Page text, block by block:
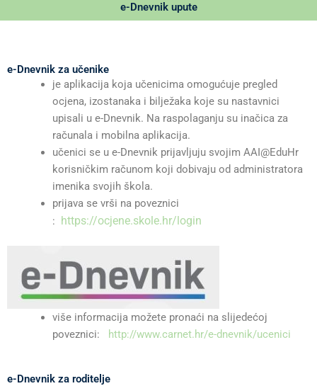
e-Dnevnik upute
e-Dnevnik za učenike
je aplikacija koja učenicima omogućuje pregled
ocjena, izostanaka i bilježaka koje su nastavnici
upisali u e-Dnevnik. Na raspolaganju su inačica za
računala i mobilna aplikacija.
učenici se u e-Dnevnik prijavljuju svojim AAI@EduHr
korisničkim računom koji dobivaju od administratora
imenika svojih škola.
prijava se vrši na poveznici
: https://ocjene.skole.hr/login
više informacija možete pronaći na slijedećoj
poveznici:
http://www.carnet.hr/e-dnevnik/ucenici
e-Dnevnik za roditelje